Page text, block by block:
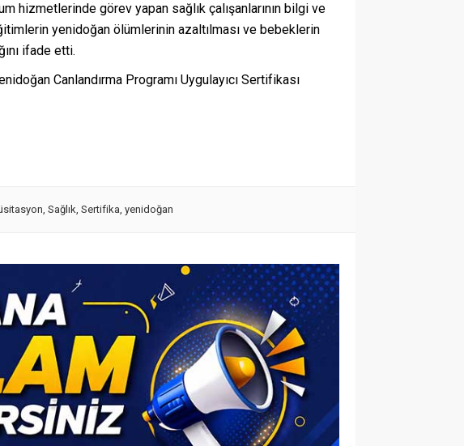
hizmetlerinde görev yapan sağlık çalışanlarının bilgi ve
yenidoğan ölümlerinin azaltılması ve bebeklerin
ifade etti.
Canlandırma Programı Uygulayıcı Sertifikası
, Sağlık, Sertifika, yenidoğan